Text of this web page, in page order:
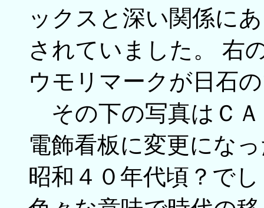
ックスと深い関係に
されていました。 右
ウモリマークが日石
その下の写真はＣＡ
電飾看板に変更にな
昭和４０年代頃？で